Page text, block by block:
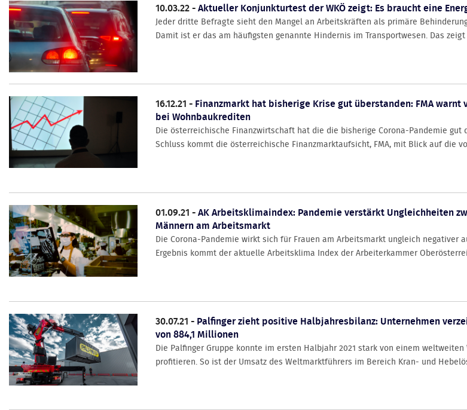
10.03.22 -Aktueller Konjunkturtest der WKÖ zeigt: Es braucht eine
Jeder dritte Befragte sieht den Mangel an Arbeitskräften als primäre
Damit ist er das am häufigsten genannte Hindernis im Transportwesen. Das zeigt
16.12.21 - Finanzmarkt hat bisherige Krise gut überstanden: FMA warnt
bei Wohnbaukrediten
Die österreichische Finanzwirtschaft hat die die bisherige Corona-Pandemie gut
Schluss kommt die österreichische Finanzmarktaufsicht, FMA, mit Blick auf die
01.09.21 -AK Arbeitsklimaindex: Pandemie verstärkt Ungleichheiten
Männern am Arbeitsmarkt
Die Corona-Pandemie wirkt sich für Frauen am Arbeitsmarkt ungleich negativer
Ergebnis kommt der aktuelle Arbeitsklima Index der Arbeiterkammer
30.07.21 - Palfinger zieht positive Halbjahresbilanz: Unternehmen
von 884,1 Millionen
Die Palfinger Gruppe konnte im ersten Halbjahr 2021 stark von einem
profitieren. So ist der Umsatz des Weltmarktführers im Bereich Kran- und